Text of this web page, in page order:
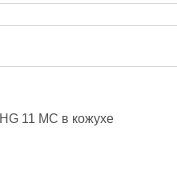
11 MC в кожухе